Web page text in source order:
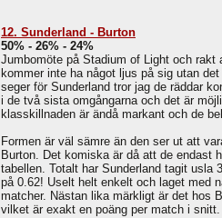
12. Sunderland - Burton
50% - 26% - 24%
Jumbomöte på Stadium of Light och
kommer inte ha något ljus på sig utan
seger för Sunderland tror jag de räddar
i de två sista omgångarna och det är
klasskillnaden är ändå markant och de
Formen är väl sämre än den ser ut att
Burton. Det komiska är då att de endast
tabellen. Totalt har Sunderland tagit usla
på 0.62! Uselt helt enkelt och laget med
matcher. Nästan lika märkligt är det hos
vilket är exakt en poäng per match i snitt.